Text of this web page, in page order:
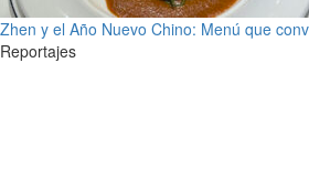
Zhen y el Año Nuevo Chino: Menú que
Reportajes